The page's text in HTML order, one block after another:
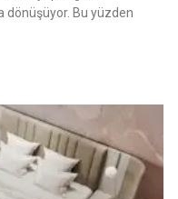
dönüşüyor. Bu yüzden